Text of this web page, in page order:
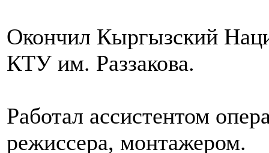
Окончил Кыргызский
КТУ им. Раззакова.
Работал ассистентом
режиссера, монтажером.